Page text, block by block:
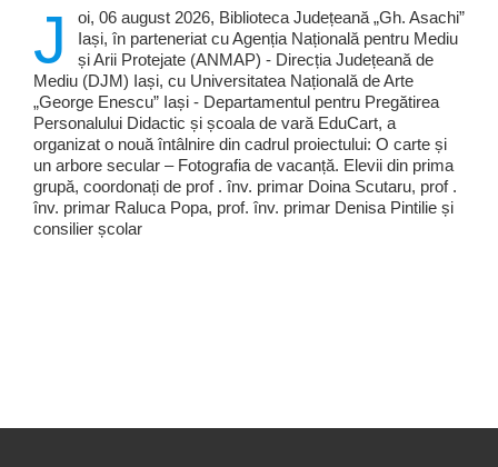
J
oi, 06 august 2026, Biblioteca Județeană „Gh. Asachi”
Iași, în parteneriat cu Agenția Națională pentru Mediu
și Arii Protejate (ANMAP) - Direcția Județeană de
Mediu (DJM) Iași, cu Universitatea Națională de Arte
„George Enescu” Iași - Departamentul pentru Pregătirea
Personalului Didactic și școala de vară EduCart, a
organizat o nouă întâlnire din cadrul proiectului: O carte și
un arbore secular – Fotografia de vacanță. Elevii din prima
grupă, coordonați de prof . înv. primar Doina Scutaru, prof .
înv. primar Raluca Popa, prof. înv. primar Denisa Pintilie și
consilier școlar